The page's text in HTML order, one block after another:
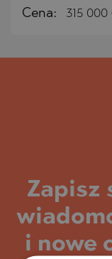
Cena: 315 000
Zapisz
i nowe